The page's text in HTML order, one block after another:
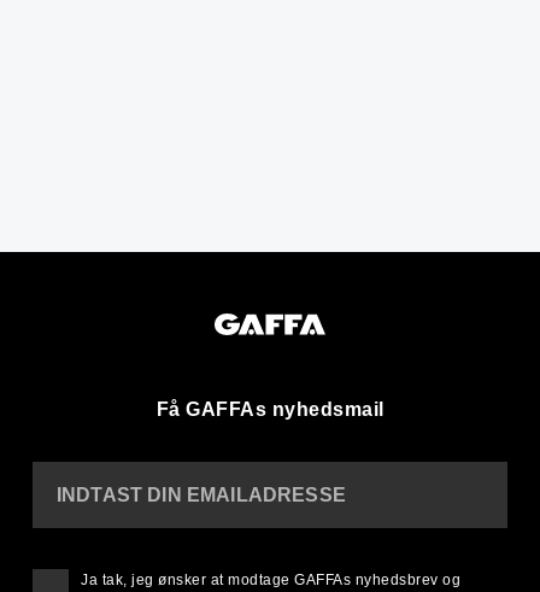
Få GAFFAs nyhedsmail
INDTAST DIN EMAILADRESSE
Ja tak, jeg ønsker at modtage GAFFAs nyhedsbrev og